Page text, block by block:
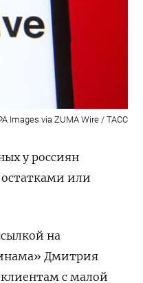
Images via ZUMA Wire / ТАСС
у россиян
или
на
Дмитрия
с малой